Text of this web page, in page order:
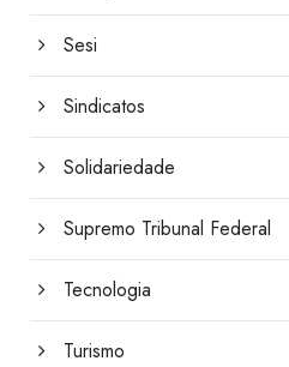
Sesi
Sindicatos
Solidariedade
Supremo Tribunal Federal
Tecnologia
Turismo